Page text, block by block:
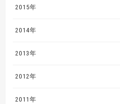
2015年
2014年
2013年
2012年
2011年